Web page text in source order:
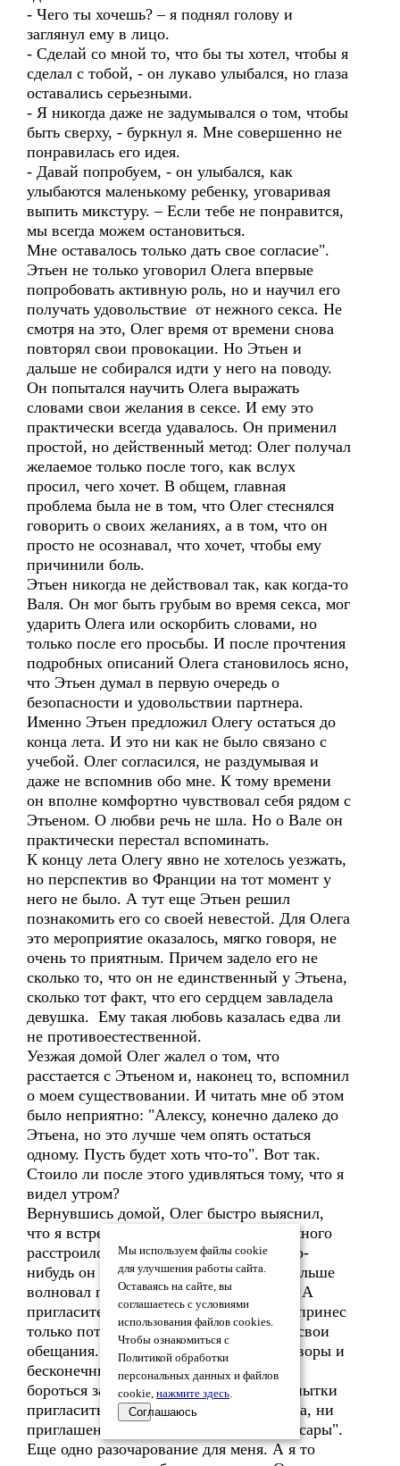
- Чего ты хочешь? – я поднял голову и
заглянул ему в лицо.
- Сделай со мной то, что бы ты хотел, чтобы я
сделал с тобой, - он лукаво улыбался, но глаза
оставались серьезными.
- Я никогда даже не задумывался о том, чтобы
быть сверху, - буркнул я. Мне совершенно не
понравилась его идея.
- Давай попробуем, - он улыбался, как
улыбаются маленькому ребенку, уговаривая
выпить микстуру. – Если тебе не понравится,
мы всегда можем остановиться.
Мне оставалось только дать свое согласие".
Этьен не только уговорил Олега впервые
попробовать активную роль, но и научил его
получать удовольствие от нежного секса. Не
смотря на это, Олег время от времени снова
повторял свои провокации. Но Этьен и
дальше не собирался идти у него на поводу.
Он попытался научить Олега выражать
словами свои желания в сексе. И ему это
практически всегда удавалось. Он применил
простой, но действенный метод: Олег получал
желаемое только после того, как вслух
просил, чего хочет. В общем, главная
проблема была не в том, что Олег стеснялся
говорить о своих желаниях, а в том, что он
просто не осознавал, что хочет, чтобы ему
причинили боль.
Этьен никогда не действовал так, как когда-то
Валя. Он мог быть грубым во время секса, мог
ударить Олега или оскорбить словами, но
только после его просьбы. И после прочтения
подробных описаний Олега становилось ясно,
что Этьен думал в первую очередь о
безопасности и удовольствии партнера.
Именно Этьен предложил Олегу остаться до
конца лета. И это ни как не было связано с
учебой. Олег согласился, не раздумывая и
даже не вспомнив обо мне. К тому времени
он вполне комфортно чувствовал себя рядом с
Этьеном. О любви речь не шла. Но о Вале он
практически перестал вспоминать.
К концу лета Олегу явно не хотелось уезжать,
но перспектив во Франции на тот момент у
него не было. А тут еще Этьен решил
познакомить его со своей невестой. Для Олега
это мероприятие оказалось, мягко говоря, не
очень то приятным. Причем задело его не
сколько то, что он не единственный у Этьена,
сколько тот факт, что его сердцем завладела
девушка. Ему такая любовь казалась едва ли
не противоестественной.
Уезжая домой Олег жалел о том, что
расстается с Этьеном и, наконец то, вспомнил
о моем существовании. И читать мне об этом
было неприятно: "Алексу, конечно далеко до
Этьена, но это лучше чем опять остаться
одному. Пусть будет хоть что-то". Вот так.
Стоило ли после этого удивляться тому, что я
видел утром?
Вернувшись домой, Олег быстро выяснил,
что я встречаюсь с другим. Это его немного
расстроило, но предпринимать хоть что-
нибудь он не собирался. Его гораздо больше
волновал предстоящий конкурс, чем я. А
пригласительные на него он тогда мне принес
только потому, что привык выполнять свои
обещания. И если бы не Машкины уговоры и
бесконечные попытки заставить Олега
бороться за меня, то не было бы ни попытки
пригласить меня куда-то после конкурса, ни
приглашения на первый спектакль "Апсары".
Еще одно разочарование для меня. А я то
Мы используем файлы cookie
для улучшения работы сайта.
Оставаясь на сайте, вы
соглашаетесь с условиями
использования файлов cookies.
Чтобы ознакомиться с
Политикой обработки
персональных данных и файлов
cookie, нажмите здесь.
Соглашаюсь